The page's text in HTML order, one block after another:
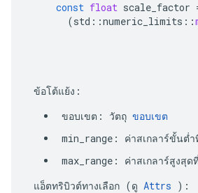
const float scale_factor
(std ::numeric_limits ::
ข้อโต้แย้ง:
ขอบเขต: วัตถุ ขอบเขต
min_range: ค่าสเกลาร์ขั้นต่ำ
max_range: ค่าสเกลาร์สูงสุด
แอ็ตทริบิวต์ทางเลือก (ดู Attrs ):